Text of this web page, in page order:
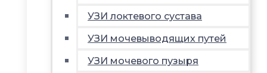
УЗИ локтевого сустава
УЗИ мочевыводящих путей
УЗИ мочевого пузыря